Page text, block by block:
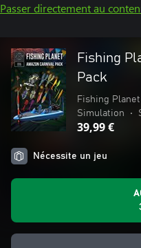
Passer directement au
Fishing
Pack
Fishing
Simulation
•
39,99 €
Nécessite un jeu